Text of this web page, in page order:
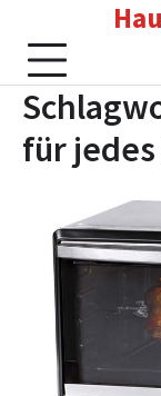
content
für